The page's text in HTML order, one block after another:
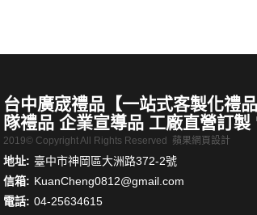
台中廣宬禮品【一站式客製化禮
隊禮品 企業宣導品 工廠直營訂製
2019© Copyright All Rights Reserved 蘋果網頁設計
地址: 臺中市神岡區大洲路372-2號
信箱: KuanCheng0812@gmail.com
電話: 04-25634615